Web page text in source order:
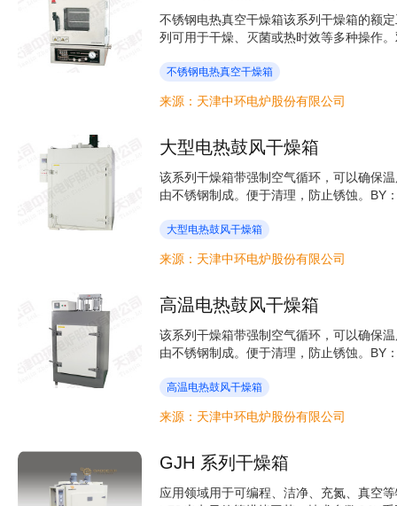
不锈钢电热真空干燥箱该系列干燥箱的额
列可用于干燥、灭菌或热时效等多种操作
不锈钢电热真空干燥箱
真空干燥箱
来源：天津中环电炉股份有限公司
大型电热鼓风干燥箱
该系列干燥箱带强制空气循环，可以确保
由不锈钢制成。便于清理，防止锈蚀。BY
大型电热鼓风干燥箱
鼓风干燥箱
来源：天津中环电炉股份有限公司
高温电热鼓风干燥箱
该系列干燥箱带强制空气循环，可以确保
由不锈钢制成。便于清理，防止锈蚀。BY
高温电热鼓风干燥箱
鼓风干燥箱
来源：天津中环电炉股份有限公司
GJH 系列干燥箱
应用领域用于可编程、洁净、充氮、真空